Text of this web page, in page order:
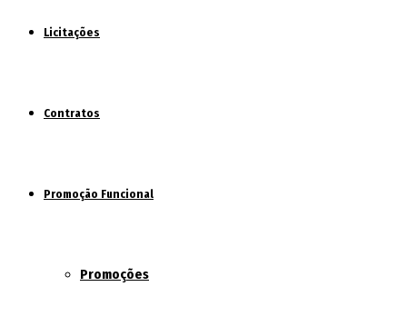
Licitações
Contratos
Promoção Funcional
Promoções